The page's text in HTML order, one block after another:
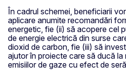
În cadrul schemei, beneficiarii
aplicare anumite recomandări
energetic, fie (ii) să acopere cel
de energie electrică din surse
dioxid de carbon, fie (iii) să
ajutor în proiecte care să ducă
emisiilor de gaze cu efect de